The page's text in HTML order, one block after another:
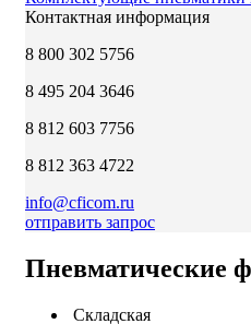
Контактная информация
8 800 302 5756
8 495 204 3646
8 812 603 7756
8 812 363 4722
info@cficom.ru
отправить запрос
Пневматические
Складская